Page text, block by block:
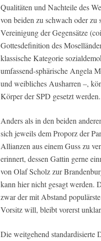
Qualitäten und Nachteile des
von beiden zu schwach oder
Vereinigung der Gegensätze
Gottesdefinition des
klassische Kategorie
umfassend-sphärische Angela
und weibliches Ausharren –,
Körper der SPD gesetzt werden.
Anders als in den beiden
sich jeweils dem Proporz der
Allianzen aus einem Guss zu
erinnert, dessen Gattin gerne
von Olaf Scholz zur
kann hier nicht gesagt werden.
zwar der mit Abstand
Vorsitz will, bleibt vorerst
Die weitgehend standardisierte